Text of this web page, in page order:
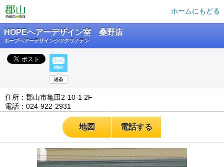
ホームにもどる
HOPEヘアーデザイン室 桑野店
ホープヘアーデザインシツクワノテン
住所：郡山市亀田2-10-1 2F
電話：024-922-2931
地図 電話する